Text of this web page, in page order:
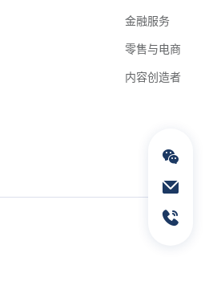
金融服务
零售与电商
内容创造者
service@geeksend.com